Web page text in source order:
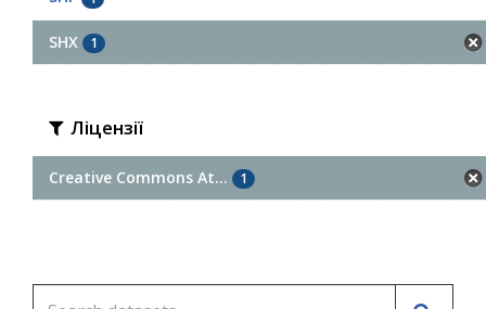
SHX 1
Ліцензії
Creative Commons At... 1